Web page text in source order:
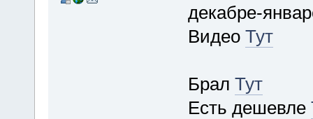
декабре-
Видео Тут
Брал Тут
Есть дешевле